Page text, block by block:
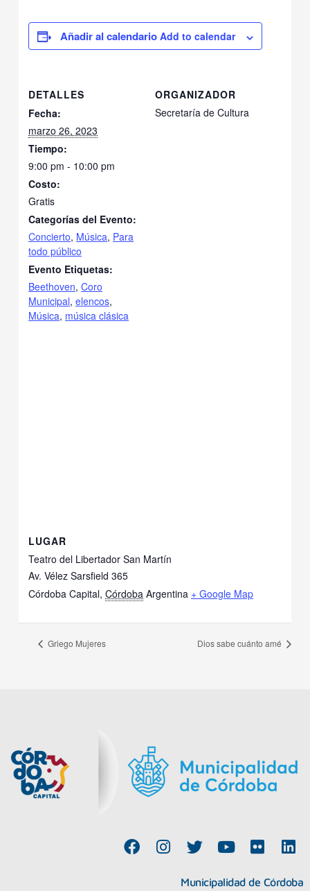
Add to calendar
DETALLES
Fecha:
marzo 26, 2023
Tiempo:
9:00 pm - 10:00 pm
Costo:
Gratis
Categorías del Evento:
Concierto, Música, Para
todo público
Evento Etiquetas:
Beethoven,Coro
Municipal,elencos,
Música, música clásica
ORGANIZADOR
Secretaría de Cultura
LUGAR
Teatro del Libertador San Martín
Av. Vélez Sarsfield 365
Córdoba Capital, Córdoba Argentina + Google Map
Griego Mujeres Dios sabe cuánto amé
F
a
I
n
T
w
Y
o
F
l
L
i
Municipalidad de Córdoba